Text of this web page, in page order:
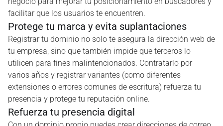
facilitar que los usuarios te encuentren.
Protege tu marca y evita suplantaciones
Registrar tu dominio no solo te asegura la dirección web de
tu empresa, sino que también impide que terceros lo
utilicen para fines malintencionados. Contratarlo por
varios años y registrar variantes (como diferentes
extensiones o errores comunes de escritura) refuerza tu
presencia y protege tu reputación online.
Refuerza tu presencia digital